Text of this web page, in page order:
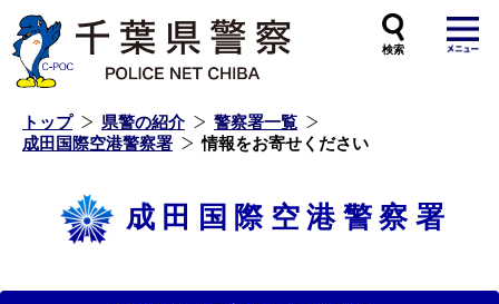
トップ 県警の紹介
警察署一覧
成田国際空港警察署
情報をお寄せください
成田国際空港警察署